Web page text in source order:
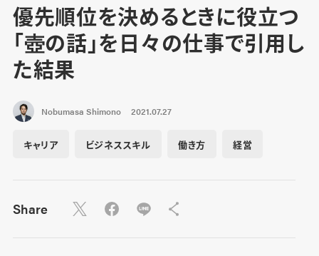
優先順位を決めるときに役立つ
「壺の話」を日々の仕事で引用し
た結果
Nobumasa Shimono 2021.07.27
キャリア ビジネススキル 働き方 経営
Share